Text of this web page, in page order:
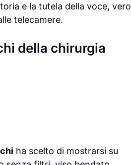
e la tutela della voce, vero
telecamere.
della chirurgia
ha scelto di mostrarsi su